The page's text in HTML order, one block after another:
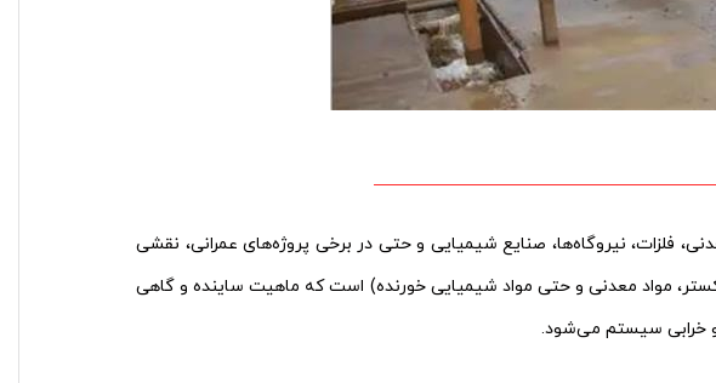
فلزات، نیروگاه‌ها، صنایع شیمیایی و حتی در برخی پروژه‌های عمرانی، نقشی
مواد معدنی و حتی مواد شیمیایی خورنده) است که ماهیت ساینده و گاهی
و خرابی سیستم می‌شود.